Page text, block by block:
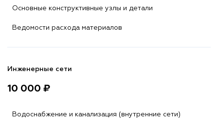
Основные конструктивные узлы и детали
Ведомости расхода материалов
Инженерные сети
10 000 ₽
Водоснабжение и канализация (внутренние сети)